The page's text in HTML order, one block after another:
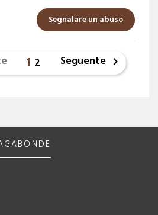
Segnalare un abuso
1 2 Seguente 